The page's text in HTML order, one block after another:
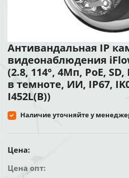
Антивандальная IP
видеонаблюдения
(2.8, 114°, 4Мп, PoE,
в темноте, ИИ, IP67,
I452L(B))
Наличие уточняйте у
Цена:
Цена опт: